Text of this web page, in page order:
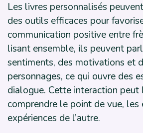
Les livres personnalisés
des outils efficaces pour
communication positive entre
lisant ensemble, ils peuvent
sentiments, des motivations et
personnages, ce qui ouvre des
dialogue. Cette interaction peut
comprendre le point de vue,
expériences de l’autre.